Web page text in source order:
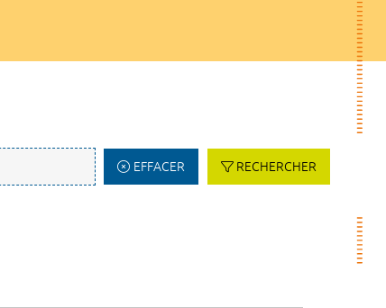
EFFACER RECHERCHER